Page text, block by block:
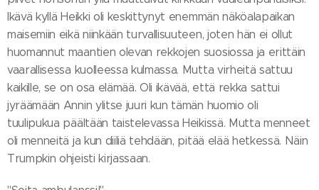
Ikävä kyllä Heikki oli keskittynyt enemmän näköalapaikan
maisemiin eikä niinkään turvallisuuteen, joten hän ei ollut
huomannut maantien olevan rekkojen suosiossa ja erittäin
vaarallisessa kuolleessa kulmassa. Mutta virheitä sattuu
kaikille, se on osa elämää. Oli ikävää, että rekka sattui
jyräämään Annin ylitse juuri kun tämän huomio oli
tuulipukua päältään taistelevassa Heikissä. Mutta menneet
oli menneitä ja kun diiliä tehdään, pitää elää hetkessä. Näin
Trumpkin ohjeisti kirjassaan.